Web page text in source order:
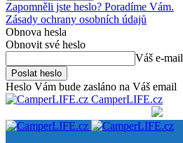
Zapomněli jste heslo? Poradíme Vám.
Zásady ochrany osobních údajů
Obnova hesla
Obnovit své heslo
Váš e-mail
Heslo Vám bude zasláno na Váš email
CamperLIFE.cz